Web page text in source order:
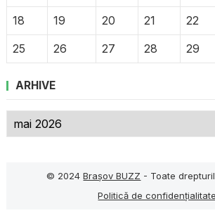
18
19 20 21 22
25
26 27 28 29
ARHIVE
Arhive
© 2024Brașov BUZZ - Toate
Politică de confidențialitate